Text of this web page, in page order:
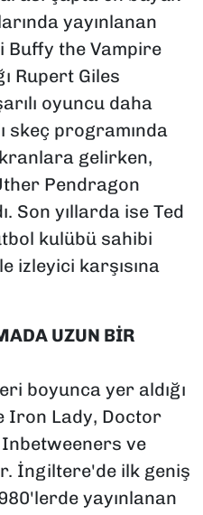
yayınlanan
Buffy the Vampire
Rupert Giles
oyuncu daha
skeç programında
gelirken,
Pendragon
Son yıllarda ise Ted
kulübü sahibi
izleyici karşısına
UZUN BİR
boyunca yer aldığı
Iron Lady, Doctor
ve
İngiltere'de ilk geniş
yayınlanan